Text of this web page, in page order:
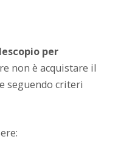
per
non è acquistare il
seguendo criteri